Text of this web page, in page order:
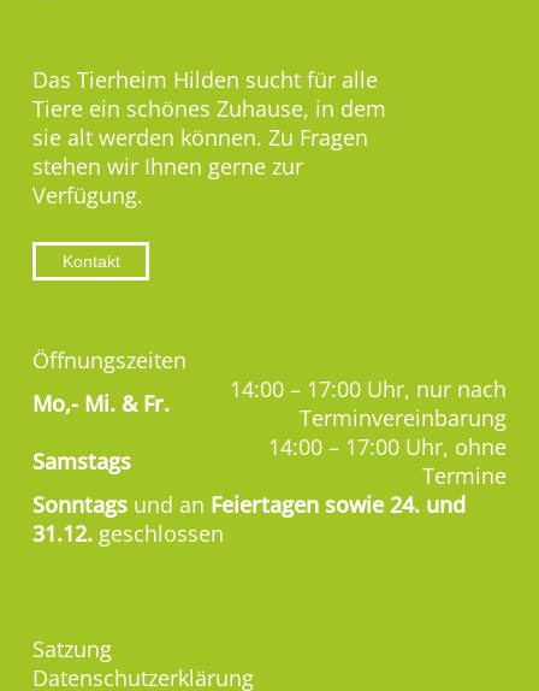
Das Tierheim Hilden sucht für alle
Tiere ein schönes Zuhause, in dem
sie alt werden können. Zu Fragen
stehen wir Ihnen gerne zur
Verfügung.
Kontakt
Öffnungszeiten
Mo,- Mi. & Fr.
14:00 – 17:00 Uhr, nur nach
Terminvereinbarung
Samstags
14:00 – 17:00 Uhr, ohne
Termine
Sonntags und an Feiertagen sowie 24. und
31.12. geschlossen
Satzung
Datenschutzerklärung